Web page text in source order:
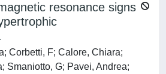
resonance signs
Corbetti, F; Calore, Chiara;
Smaniotto, G; Pavei, Andrea;